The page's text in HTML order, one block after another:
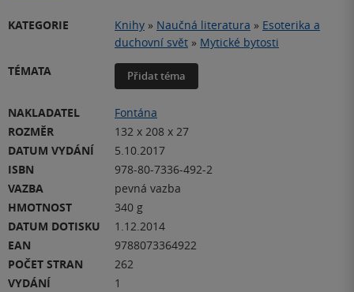
KATEGORIE Knihy » Naučná literatura » Esoterika a
duchovní svět » Mytické bytosti
TÉMATA
Přidat téma
NAKLADATEL
Fontána
ROZMĚR
132 x 208 x 27
DATUM VYDÁNÍ
5.10.2017
ISBN
978-80-7336-492-2
VAZBA
pevná vazba
HMOTNOST
340 g
DATUM DOTISKU
1.12.2014
EAN
9788073364922
POČET STRAN
262
VYDÁNÍ
1